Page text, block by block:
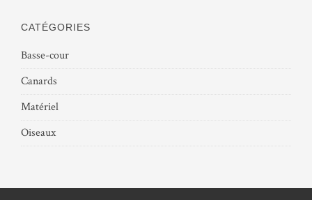
CATÉGORIES
Basse-cour
Canards
Matériel
Oiseaux